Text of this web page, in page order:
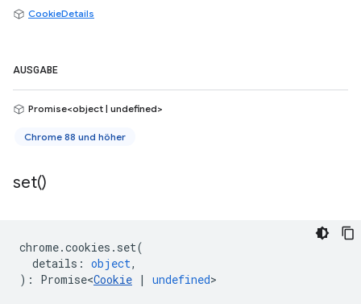
CookieDetails
AUSGABE
Promise<object | undefined>
Chrome 88 und höher
set()
chrome.cookies . set(
details : object,
) : Promise<Cookie | undefined>